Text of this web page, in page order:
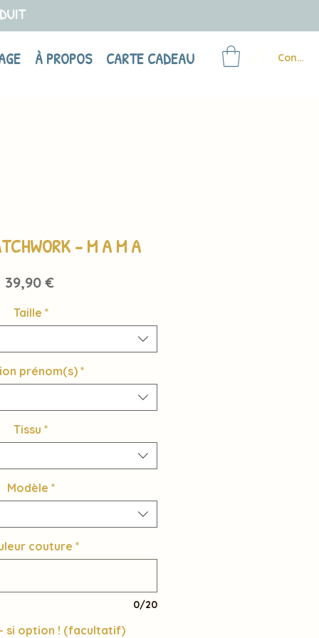
À PROPOS CARTE CADEAU
- M A M A
39,90 €Prix
Taille *
prénom(s) *
Tissu *
Modèle *
couture *
0/20
si option ! (facultatif)